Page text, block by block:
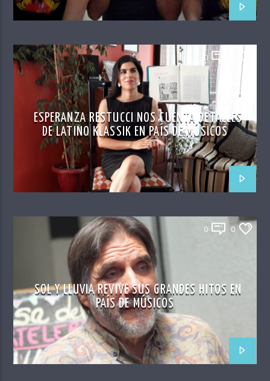
0
ESPERANZA RESTUCCI NOS CUENTA DETALLES
DE LATINO KLASSIK EN PAÍS DE MÚSICOS
0 0
SOL Y LLUVIA REVIVE SUS GRANDES HITOS EN
PAÍS DE MÚSICOS